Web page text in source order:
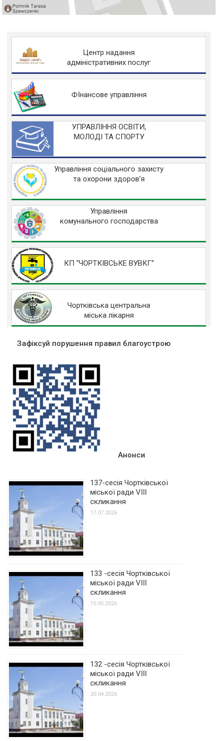
Центр надання
адміністративних послуг
ФІнансове управління
УПРАВЛІННЯ ОСВІТИ,
МОЛОДІ ТА СПОРТУ
Управління соціального захисту
та охорони здоров’я
Управління
комунального господарства
КП “ЧОРТКІВСЬКЕ ВУВКГ”
Чортківська центральна
міська лікарня
Зафіксуй порушення правил благоустрою
Анонси
137-сесія Чортківської
міської ради VIII
скликання
17.07.2026
133 -сесія Чортківської
міської ради VIII
скликання
15.05.2026
132 -сесія Чортківської
міської ради VIII
скликання
20.04.2026